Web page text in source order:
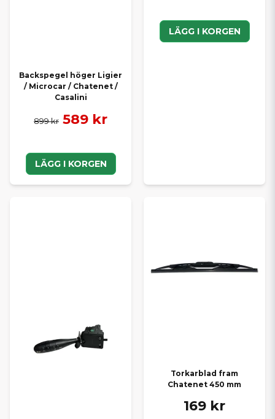
Backspegel höger Ligier
/ Microcar / Chatenet /
Casalini
899 kr 589 kr
LÄGG I KORGEN
LÄGG I KORGEN
Torkarblad fram
Chatenet 450 mm
169 kr